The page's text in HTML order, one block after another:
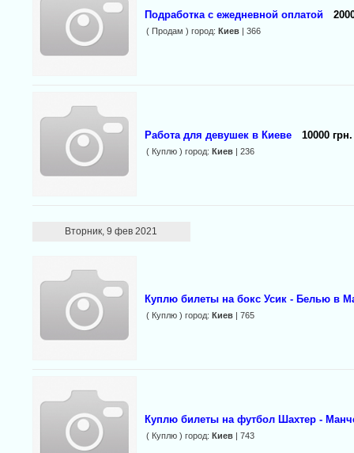
Подработка с ежедневной оплатой
( Продам ) город: Киев| 366
Работа для девушек в Киеве 10000 грн.
( Куплю ) город: Киев| 236
Вторник, 9 фев 2021
Куплю билеты на бокс Усик - Белью в
( Куплю ) город: Киев| 765
Куплю билеты на футбол Шахтер -
( Куплю ) город: Киев| 743